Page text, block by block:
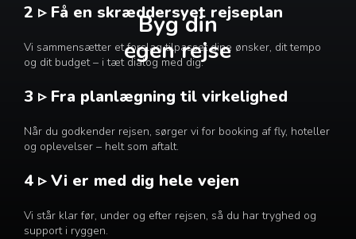
Byg din
egen rejse
2 ▹ Få en skræddersyet rejseplan
Vi sammensætter et forslag tilpasset dine ønsker, dit tempo
og dit budget – i tæt dialog med dig.
3 ▹ Fra planlægning til virkelighed
Når du godkender rejsen, sørger vi for booking af fly, hoteller
og oplevelser – helt som aftalt.
4 ▹ Vi er med dig hele vejen
Vi står klar før, under og efter rejsen, så du har tryghed og
support i ryggen.